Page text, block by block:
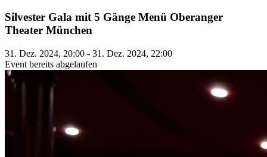
Silvester Gala mit 5 Gänge Menü Oberanger
Theater München
31. Dez. 2024, 20:00 - 31. Dez. 2024, 22:00
Event bereits abgelaufen